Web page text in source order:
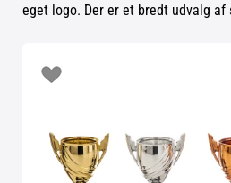
eget logo. Der er et bredt udvalg